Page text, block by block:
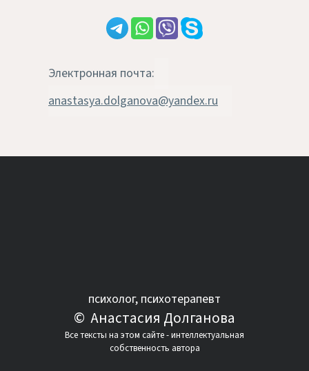
Электронная почта:
anastasya.dolganova@yandex.ru
психолог, психотерапевт
© Анастасия Долганова
Все тексты на этом сайте - интеллектуальная
собственность автора